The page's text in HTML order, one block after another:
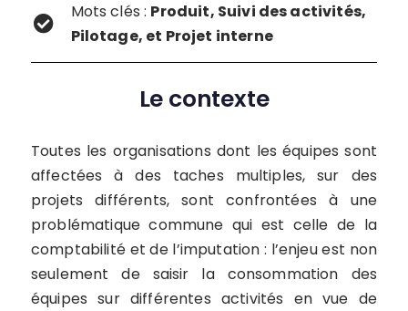
Mots clés : Produit, Suivi des activités,
Pilotage, et Projet interne
Le contexte
Toutes les organisations dont les équipes sont
affectées à des taches multiples, sur des
projets différents, sont confrontées à une
problématique commune qui est celle de la
comptabilité et de l’imputation : l’enjeu est non
seulement de saisir la consommation des
équipes sur différentes activités en vue de